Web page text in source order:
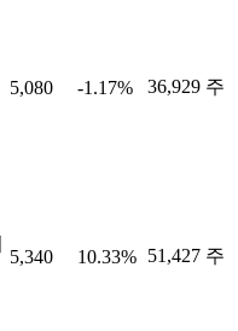
5,080 -1.17% 36,929 주
5,340 10.33% 51,427 주